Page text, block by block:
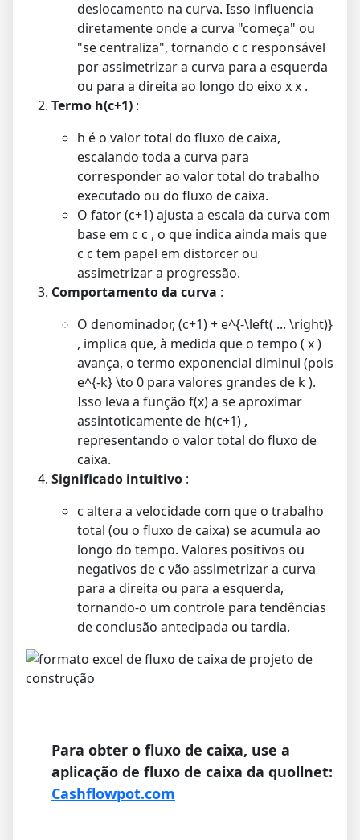
deslocamento na curva. Isso influencia
diretamente onde a curva "começa" ou
"se centraliza", tornando c c responsável
por assimetrizar a curva para a esquerda
ou para a direita ao longo do eixo xx .
Termo h(c+1) :
h é o valor total do fluxo de caixa,
escalando toda a curva para
corresponder ao valor total do trabalho
executado ou do fluxo de caixa.
O fator(c+1)ajusta a escala da curva com
base em c c , o que indica ainda mais que
c c tem papel em distorcer ou
assimetrizar a progressão.
Comportamento da curva :
O denominador, (c+1) + e^{-\left( ... \right)}
, implica que, à medida que o tempo ( x)
avança, o termo exponencial diminui (pois
e^{-k} \to 0 para valores grandes de k).
Isso leva a função f(x)a se aproximar
assintoticamente de h(c+1) ,
representando o valor total do fluxo de
caixa.
Significado intuitivo :
c altera a velocidade com que o trabalho
total (ou o fluxo de caixa) se acumula ao
longo do tempo. Valores positivos ou
negativos de c vão assimetrizar a curva
para a direita ou para a esquerda,
tornando-o um controle para tendências
de conclusão antecipada ou tardia.
Para obter o fluxo de caixa, use a
aplicação de fluxo de caixa da quollnet:
Cashflowpot.com